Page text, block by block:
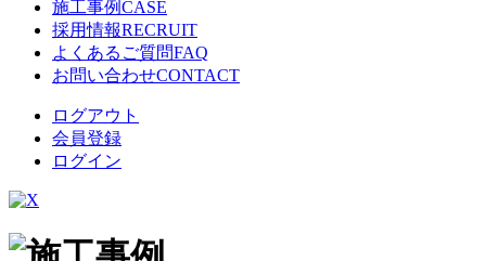
施工事例CASE
採用情報RECRUIT
よくあるご質問FAQ
お問い合わせCONTACT
ログアウト
会員登録
ログイン